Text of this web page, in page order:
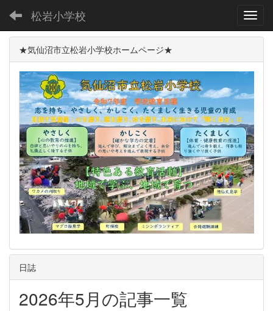
松岩小学校
★気仙沼市立松岩小学校ホームページ★
日誌
2026年5月の記事一覧